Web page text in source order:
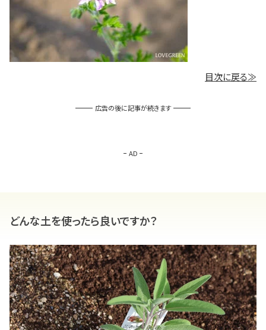
目次に戻る≫
広告の後に記事が続きます
AD
どんな土を使ったら良いですか？